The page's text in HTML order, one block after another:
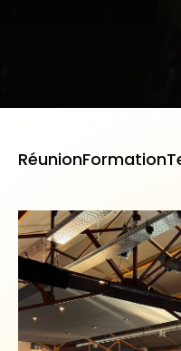
RéunionFormation